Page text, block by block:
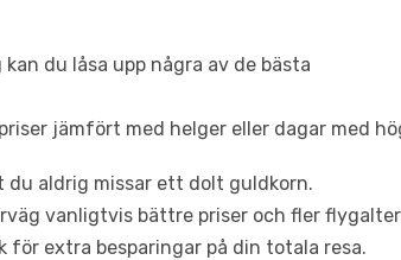
du låsa upp några av de bästa
jämfört med helger eller dagar med
du aldrig missar ett dolt guldkorn.
vanligtvis bättre priser och fler
för extra besparingar på din totala resa.